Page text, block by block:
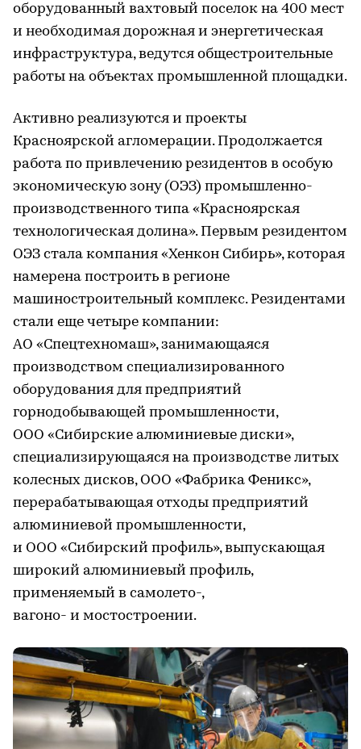
оборудованный вахтовый поселок на 400 мест
и необходимая дорожная и энергетическая
инфраструктура, ведутся общестроительные
работы на объектах промышленной площадки.
Активно реализуются и проекты
Красноярской агломерации. Продолжается
работа по привлечению резидентов в особую
экономическую зону (ОЭЗ) промышленно-
производственного типа «Красноярская
технологическая долина». Первым резидентом
ОЭЗ стала компания «Хенкон Сибирь», которая
намерена построить в регионе
машиностроительный комплекс. Резидентами
стали еще четыре компании:
АО «Спецтехномаш», занимающаяся
производством специализированного
оборудования для предприятий
горнодобывающей промышленности,
ООО «Сибирские алюминиевые диски»,
специализирующаяся на производстве литых
колесных дисков, ООО «Фабрика Феникс»,
перерабатывающая отходы предприятий
алюминиевой промышленности,
и ООО «Сибирский профиль», выпускающая
широкий алюминиевый профиль,
применяемый в самолето-,
вагоно- и мостостроении.